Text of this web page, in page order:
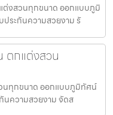
ต่งสวนทุกขนาด ออกแบบภูมิ
ประกันความสวยงาม รั
ตกแต่งสวน
นทุกขนาด ออกแบบภูมิทัศน์
นความสวยงาม จัดส